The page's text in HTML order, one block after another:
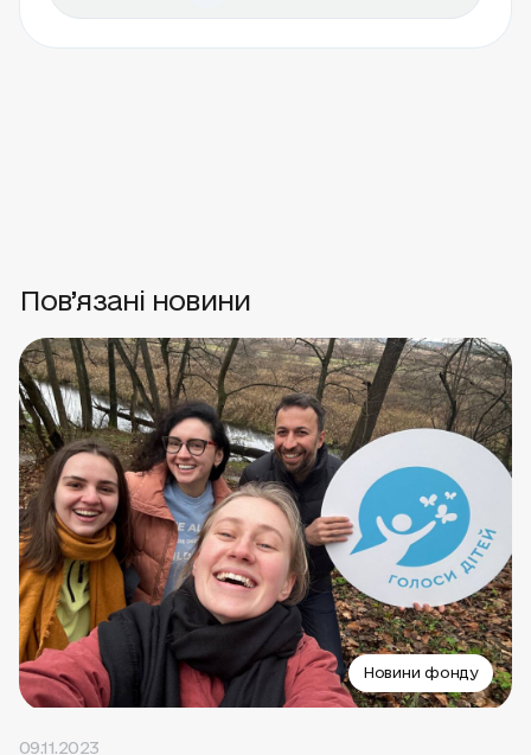
Пов’язані новини
Новини фонду
09.11.2023